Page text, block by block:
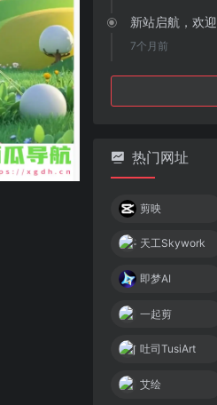
新站启航，欢
7个月前
热门网址
剪映
天工Skywork
即梦AI
一起剪
吐司TusiArt
艾绘